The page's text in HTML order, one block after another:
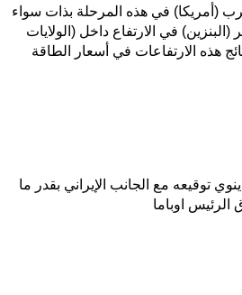
(أمريكا) في هذه المرحلة بذات سواء
في الارتفاع داخل (الولايات
هذه الارتفاعات في أسعار الطاقة
توقيعه مع الجانب الإيراني بقدر ما
الرئيس اوباما